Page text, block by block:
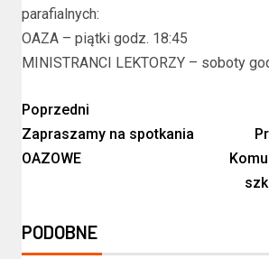
parafialnych:
OAZA – piątki godz. 18:45
MINISTRANCI LEKTORZY – soboty
Poprzedni
Zapraszamy na spotkania
OAZOWE
PODOBNE